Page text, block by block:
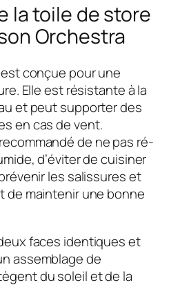
la toile de store
Orchestra
conçue pour une
Elle est résistante à la
et peut supporter des
en cas de vent.
de ne pas ré-
d’éviter de cuisiner
les salissures et
de maintenir une bonne
faces identiques et
assemblage de
du soleil et de la